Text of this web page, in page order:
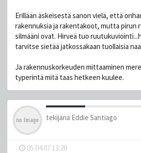
Erillään äskeisestä sanon vielä, että
rakennuksia ja rakentakoot, mutta pirun
silmääni ovat. Hirveä tuo
tarvitse sietää jatkossakaan tuollaisia
Ja rakennuskorkeuden mittaaminen
typerintä mitä taas hetkeen kuulee.
tekijänä Eddie Santiago
- 05.04.07 13:20